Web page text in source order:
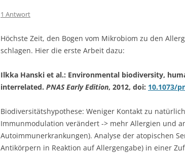
1 Antwort
Höchste Zeit, den Bogen vom Mikrobiom zu den
schlagen. Hier die erste Arbeit dazu:
Ilkka Hanski et al.: Environmental biodiversity,
interrelated. PNAS Early Edition, 2012, doi: 10.1073/
Biodiversitätshypothese: Weniger Kontakt zu
Immunmodulation verändert -> mehr Allergien und
Autoimmunerkrankungen). Analyse der atopischen
Antikörpern in Reaktion auf Allergengabe) in einer